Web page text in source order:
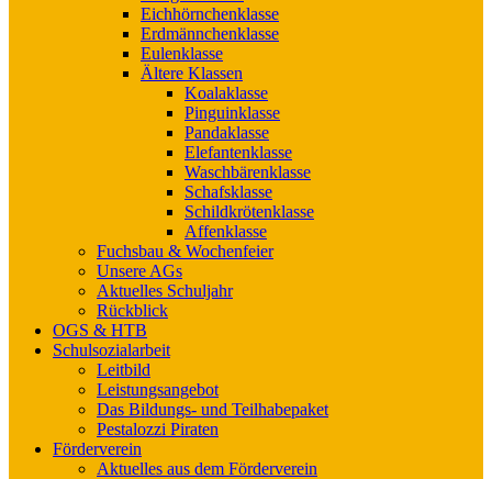
Eichhörnchenklasse
Erdmännchenklasse
Eulenklasse
Ältere Klassen
Koalaklasse
Pinguinklasse
Pandaklasse
Elefantenklasse
Waschbärenklasse
Schafsklasse
Schildkrötenklasse
Affenklasse
Fuchsbau & Wochenfeier
Unsere AGs
Aktuelles Schuljahr
Rückblick
OGS & HTB
Schulsozialarbeit
Leitbild
Leistungsangebot
Das Bildungs- und Teilhabepaket
Pestalozzi Piraten
Förderverein
Aktuelles aus dem Förderverein